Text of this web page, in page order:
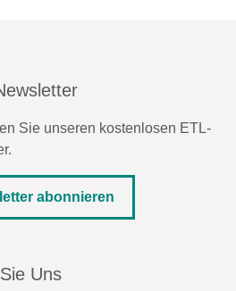
Sie unseren kostenlosen ETL-
abonnieren
Uns